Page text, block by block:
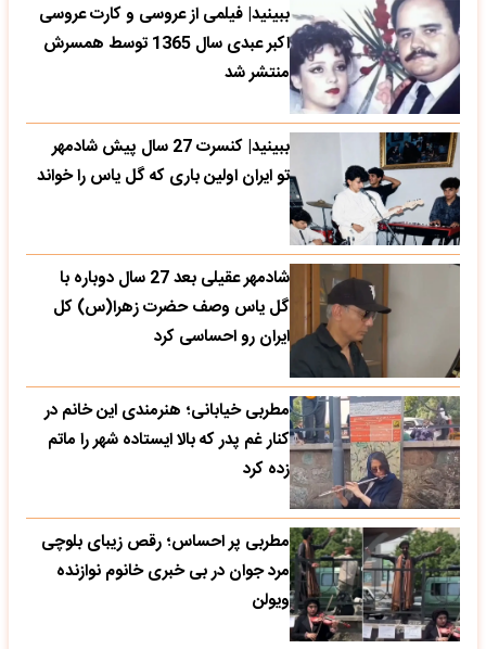
ببینید| فیلمی از عروسی و کارت عروسی
اکبر عبدی سال 1365 توسط همسرش
منتشر شد
ببینید| کنسرت 27 سال پیش شادمهر
تو ایران اولین باری که گل یاس را خواند
شادمهر عقیلی بعد 27 سال دوباره با
گل یاس وصف حضرت زهرا(س) کل
ایران رو احساسی کرد
مطربی خیابانی؛ هنرمندی این خانم در
کنار غم پدر که بالا ایستاده شهر را ماتم
زده کرد
مطربی پر احساس؛ رقص زیبای بلوچی
مرد جوان در بی خبری خانوم نوازنده
ویولن